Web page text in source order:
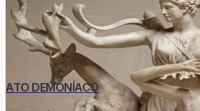
ATO DEMONÍACO